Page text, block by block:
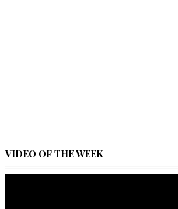
VIDEO OF THE WEEK